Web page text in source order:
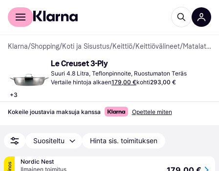
Kuluttajille
Klarna/Shopping/Koti ja Sisustus/Keittiö/Keittiövälineet/ Matalat uunivuoat
+3
Le Creuset 3-Ply
Suuri 4.8 Litra, Teflonpinnoite, Ruostumaton Teräs
Vertaile hintoja alkaen179,00 €kohti293,00 €
Kokeile joustavia maksuja kanssa Opettele miten
Suositeltu Hinta sis. toimituksen
Nordic Nest
Ilmainen toimitus